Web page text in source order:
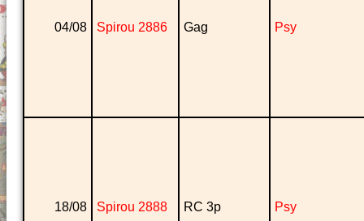
04/08 Spirou 2886 Gag Psy
18/08 Spirou 2888 RC 3p Psy